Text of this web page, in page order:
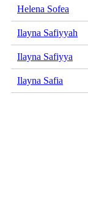
Helena Sofea
Ilayna Safiyyah
Ilayna Safiyya
Ilayna Safia